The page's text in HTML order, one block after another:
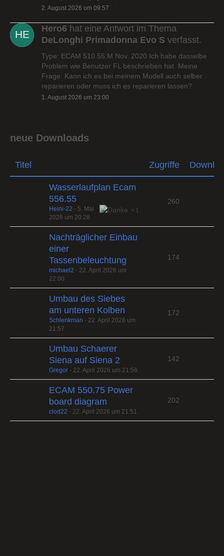
2. August 2026 um 09:57
Hero6 hat eine Antwort im Thema
DeLonghi Primadonna Evo S verfasst.
Type: ECAM 510.55.M Nov. 2020 Ich habe dasselbe
Problem wie Benutzer FL beschrieben hat. Meine
Frage: Kann ich es bei meinem Modell auch selber
reparieren oder muss ich es reparieren lassen?
1. August 2026 um 23:00
neue Downloads
Titel Zugriffe
Wasserlaufplan Ecam
556.55
1
Heini-22 - 5. Mai
2026 um 20:28
260
Nachträglicher Einbau
einer
Tassenbeleuchtung
michael2 - 22. April 2026 um
22:00
174
Umbau des Siebes
am unteren Kolben
Schlenkman - 22. April 2026 um
21:57
172
Umbau Schaerer
Siena auf Siena 2
Gregor - 22. April 2026 um 21:56
142
ECAM 550.75 Power
board diagram
clod22 - 22. April 2026 um 21:51
202